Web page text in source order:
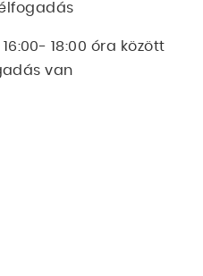
18:00 óra között
van